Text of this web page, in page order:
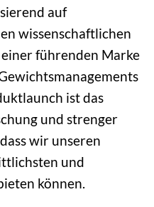
auf
wissenschaftlichen
führenden Marke
ist das
und strenger
wir unseren
und
können.